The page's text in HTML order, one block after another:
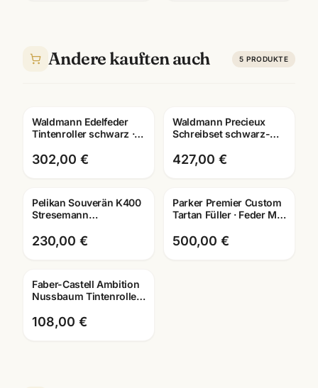
Andere kauften auch 5 PRODUKTE
Gravur
Waldmann Edelfeder
Tintenroller schwarz ·
0149 · mit Lasergravur
302,00 €
Gravur
Waldmann Precieux
Schreibset schwarz-
Kugelschreiber ·
8082/8078
427,00 €
Gravur
Pelikan Souverän K400
Stresemann
schwarz-silber · mit
Lasergravur
230,00 €
Parker Premier Custom
Tartan Füller · Feder M ·
Mannheim
500,00 €
Faber-Castell Ambition
Nussbaum Tintenroller ·
Lasergravur
108,00 €